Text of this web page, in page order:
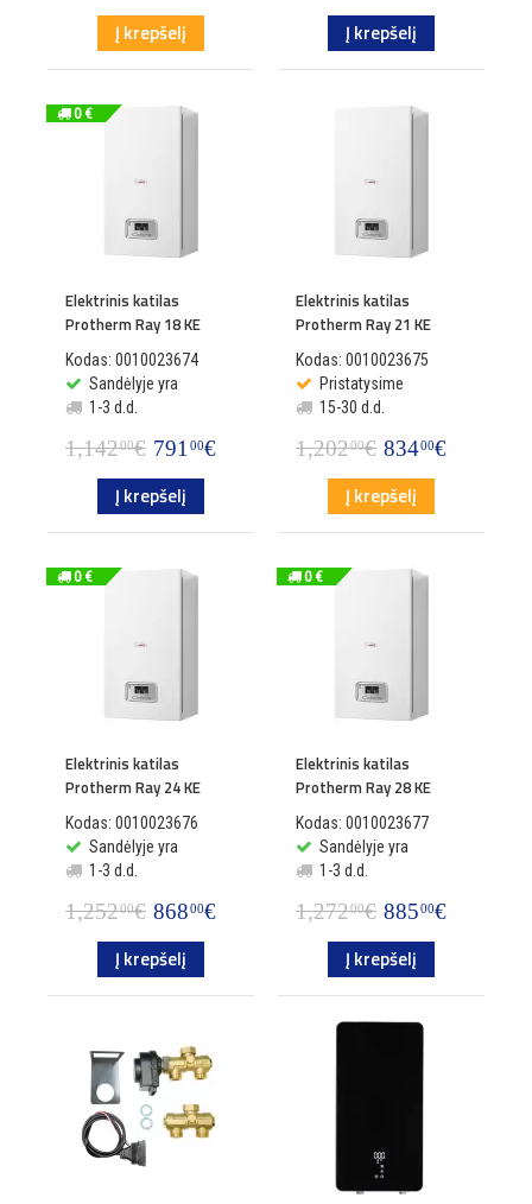
Į krepšelį Į krepšelį
0 €
Elektrinis katilas
Protherm Ray 18 KE
Kodas: 0010023674
Sandėlyje yra
1-3 d.d.
1,14200€ 79100€
Į krepšelį
Elektrinis katilas
Protherm Ray 21 KE
Kodas: 0010023675
Pristatysime
15-30 d.d.
1,20200€ 83400€
Į krepšelį
0 €
Elektrinis katilas
Protherm Ray 24 KE
Kodas: 0010023676
Sandėlyje yra
1-3 d.d.
1,25200€ 86800€
Į krepšelį
0 €
Elektrinis katilas
Protherm Ray 28 KE
Kodas: 0010023677
Sandėlyje yra
1-3 d.d.
1,27200€ 88500€
Į krepšelį